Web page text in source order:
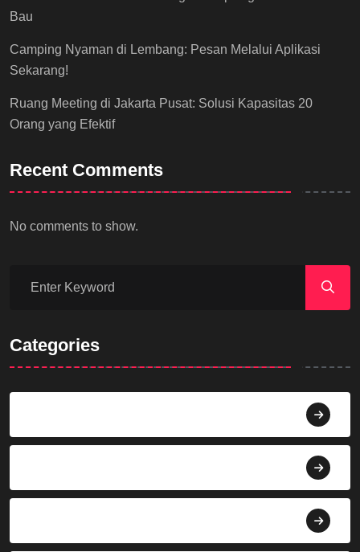
Bau
Camping Nyaman di Lembang: Pesan Melalui Aplikasi
Sekarang!
Ruang Meeting di Jakarta Pusat: Solusi Kapasitas 20
Orang yang Efektif
Recent Comments
No comments to show.
Categories